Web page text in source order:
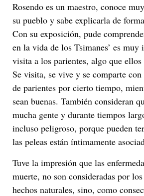
Rosendo es un maestro, conoce
su pueblo y sabe explicarla de
Con su exposición, pude
en la vida de los Tsimanes’ es muy
visita a los parientes, algo que ellos
Se visita, se vive y se comparte
de parientes por cierto tiempo,
sean buenas. También consideran
mucha gente y durante tiempos
incluso peligroso, porque pueden
las peleas están íntimamente
Tuve la impresión que las
muerte, no son consideradas por
hechos naturales, sino, como